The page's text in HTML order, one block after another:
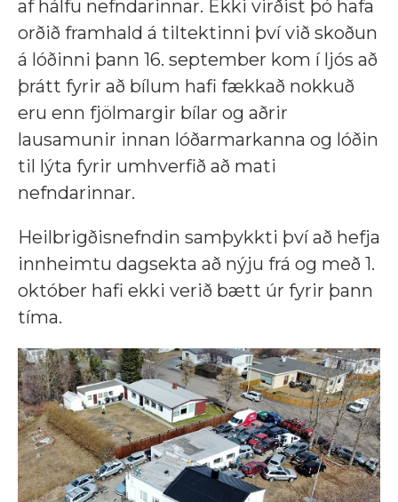
af hálfu nefndarinnar. Ekki virðist þó hafa
orðið framhald á tiltektinni því við skoðun
á lóðinni þann 16. september kom í ljós að
þrátt fyrir að bílum hafi fækkað nokkuð
eru enn fjölmargir bílar og aðrir
lausamunir innan lóðarmarkanna og lóðin
til lýta fyrir umhverfið að mati
nefndarinnar.
Heilbrigðisnefndin samþykkti því að hefja
innheimtu dagsekta að nýju frá og með 1.
október hafi ekki verið bætt úr fyrir þann
tíma.